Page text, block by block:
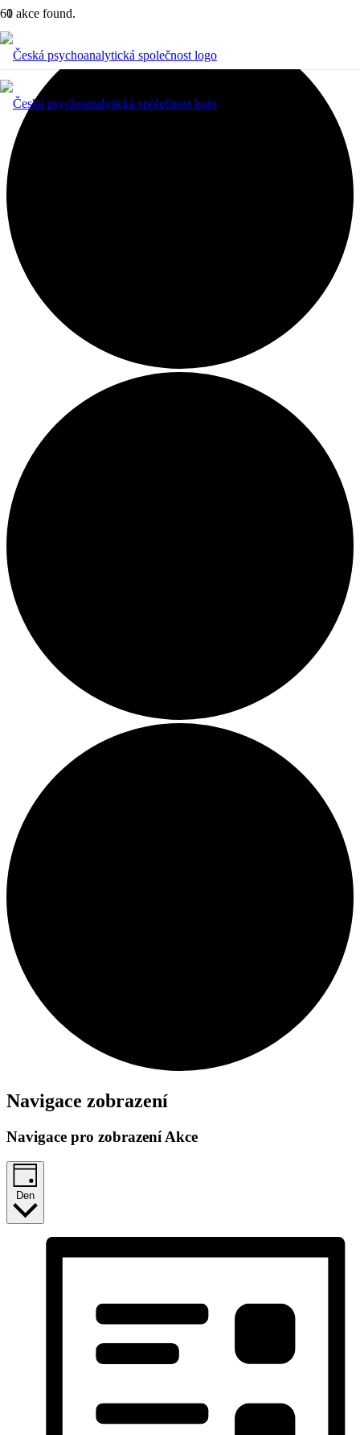
1 akce found.
Navigace zobrazení
Navigace pro zobrazení Akce
Den